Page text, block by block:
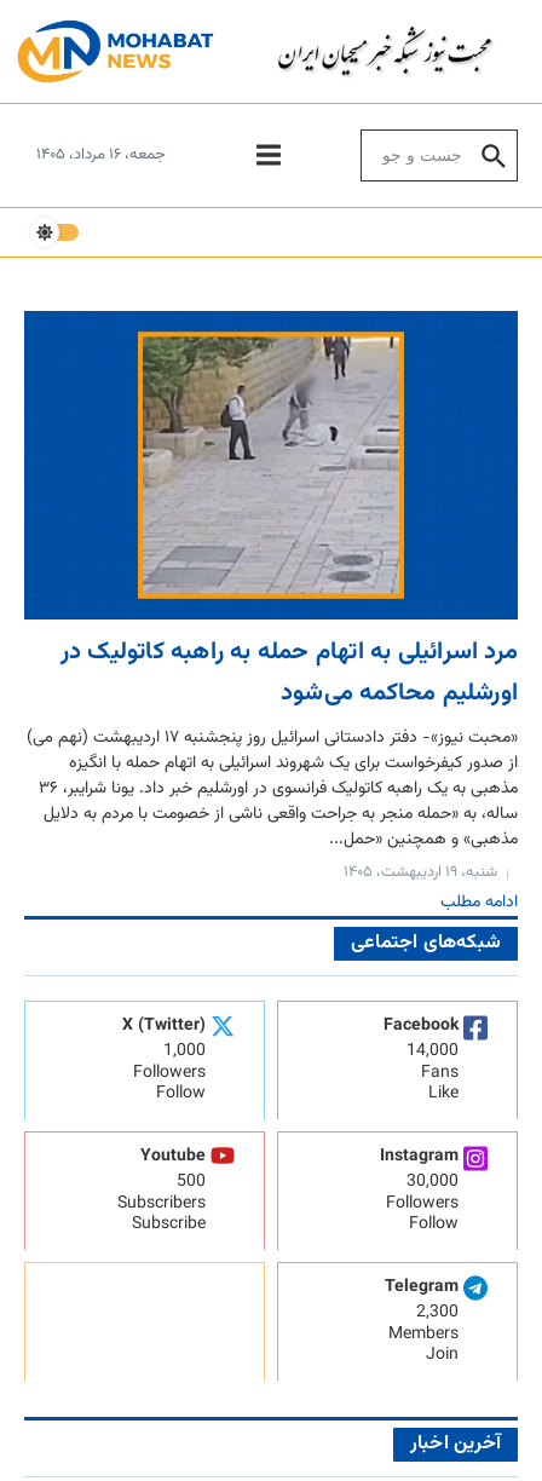
جمعه، ۱۶ مرداد، ۱۴۰۵
مرد اسرائیلی به اتهام حمله به راهبه کاتولیک در
اورشلیم محاکمه می‌شود
«محبت نیوز»- دفتر دادستانی اسرائیل روز پنجشنبه ۱۷ اردیبهشت (نهم می)
از صدور کیفرخواست برای یک شهروند اسرائیلی به اتهام حمله با انگیزه
مذهبی به یک راهبه کاتولیک فرانسوی در اورشلیم خبر داد. یونا شرایبر، ۳۶
ساله، به «حمله منجر به جراحت واقعی ناشی از خصومت با مردم به دلایل
مذهبی» و همچنین «حمل...
شنبه، ۱۹ اردیبهشت، ۱۴۰۵
ادامه مطلب
شبکه‌های اجتماعی
Facebook
14,000
Fans
Like
X (Twitter)
1,000
Followers
Follow
Instagram
30,000
Followers
Follow
Youtube
500
Subscribers
Subscribe
Telegram
2,300
Members
Join
آخرین اخبار